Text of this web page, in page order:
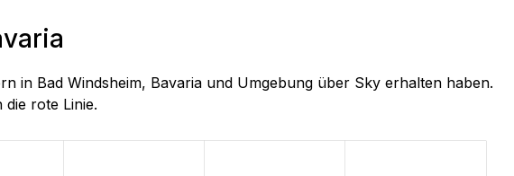
in Bad Windsheim, Bavaria und Umgebung über Sky erhalten haben.
rote Linie.